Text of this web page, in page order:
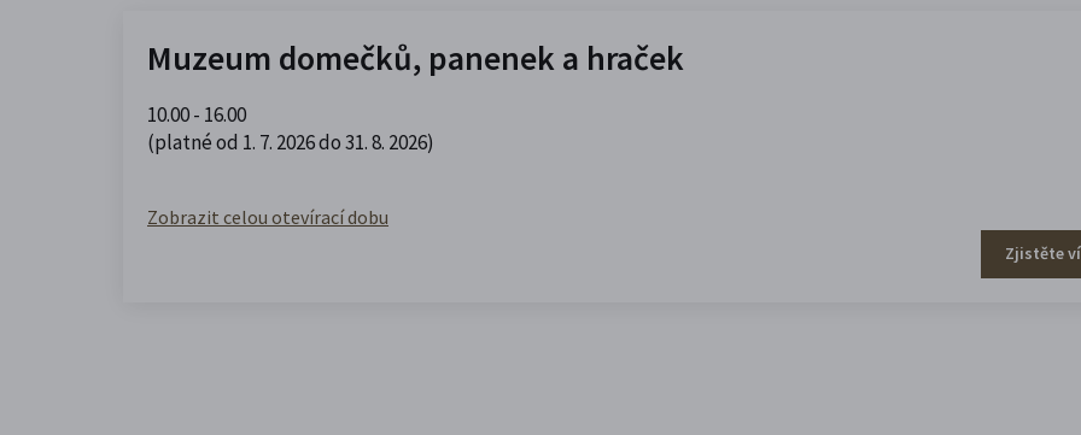
Muzeum domečků, panenek a hraček
10.00 - 16.00
(platné od 1. 7. 2026 do 31. 8. 2026)
Zobrazit celou otevírací dobu
Zjistěte